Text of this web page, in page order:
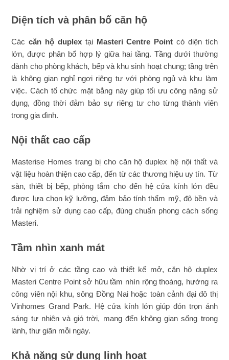
Diện tích và phân bố căn hộ
Cáccăn hộ duplextại Masteri Centre Point có diện tích
lớn, được phân bổ hợp lý giữa hai tầng. Tầng dưới thường
dành cho phòng khách, bếp và khu sinh hoạt chung; tầng trên
là không gian nghỉ ngơi riêng tư với phòng ngủ và khu làm
việc. Cách tổ chức mặt bằng này giúp tối ưu công năng sử
dụng, đồng thời đảm bảo sự riêng tư cho từng thành viên
trong gia đình.
Nội thất cao cấp
Masterise Homes trang bị cho căn hộ duplex hệ nội thất và
vật liệu hoàn thiện cao cấp, đến từ các thương hiệu uy tín. Từ
sàn, thiết bị bếp, phòng tắm cho đến hệ cửa kính lớn đều
được lựa chọn kỹ lưỡng, đảm bảo tính thẩm mỹ, độ bền và
trải nghiệm sử dụng cao cấp, đúng chuẩn phong cách sống
Masteri.
Tầm nhìn xanh mát
Nhờ vị trí ở các tầng cao và thiết kế mở, căn hộ duplex
Masteri Centre Point sở hữu tầm nhìn rộng thoáng, hướng ra
công viên nội khu, sông Đồng Nai hoặc toàn cảnh đại đô thị
Vinhomes Grand Park. Hệ cửa kính lớn giúp đón trọn ánh
sáng tự nhiên và gió trời, mang đến không gian sống trong
lành, thư giãn mỗi ngày.
Khả năng sử dụng linh hoạt